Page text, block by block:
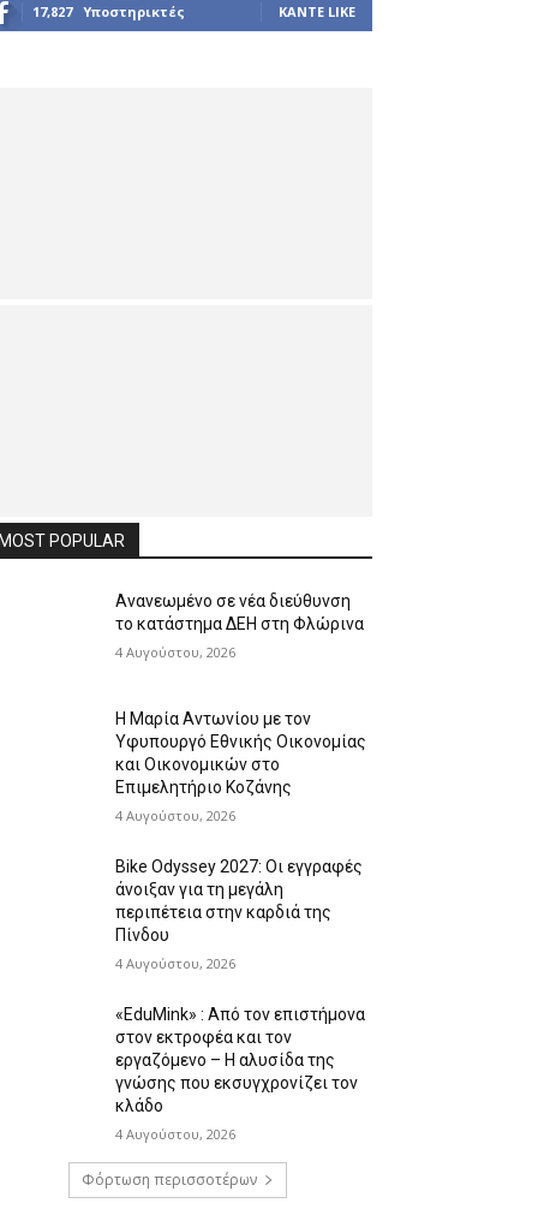
17,827 Υποστηρικτές ΚΆΝΤΕ LIKE
POPULAR
Ανανεωμένο σε νέα διεύθυνση
το κατάστημα ΔΕΗ στη Φλώρινα
4 Αυγούστου, 2026
Η Μαρία Αντωνίου με τον
Υφυπουργό Εθνικής Οικονομίας
και Οικονομικών στο
Επιμελητήριο Κοζάνης
4 Αυγούστου, 2026
Bike Odyssey 2027: Οι εγγραφές
άνοιξαν για τη μεγάλη
περιπέτεια στην καρδιά της
Πίνδου
4 Αυγούστου, 2026
«EduMink» : Από τον επιστήμονα
στον εκτροφέα και τον
εργαζόμενο – Η αλυσίδα της
γνώσης που εκσυγχρονίζει τον
κλάδο
4 Αυγούστου, 2026
Φόρτωση περισσοτέρων